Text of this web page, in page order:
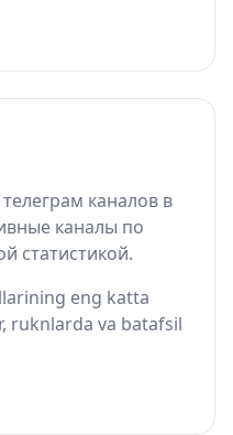
каналов в
каналы по
статистикой.
eng katta
ruknlarda va batafsil